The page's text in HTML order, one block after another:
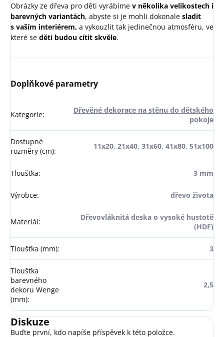
Obrázky ze dřeva pro děti vyrábíme v několika velikostech i
barevných variantách, abyste si je mohli dokonale sladit
s vaším interiérem, a vykouzlit tak jedinečnou atmosféru, ve
které se děti budou cítit skvěle.
Doplňkové parametry
Kategorie:
Dřevěné dekorace na stěnu do dětského
pokoje
Dostupné
rozměry (cm):
11x20, 21x40, 31x60, 41x80, 51x100
Tloušťka: 3 mm
Výrobce: dřevo života
Materiál:
Dřevovláknitá deska o vysoké hustotě
(HDF)
Tloušťka (mm): 3
Tloušťka
barevného
dekoru Wenge
(mm):
2,5
Diskuze
Buďte první, kdo napíše příspěvek k této položce.